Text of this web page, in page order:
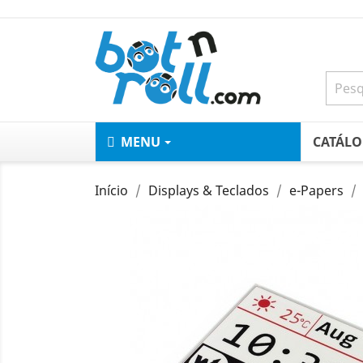
MENU
Início Displays & Teclados e-Papers